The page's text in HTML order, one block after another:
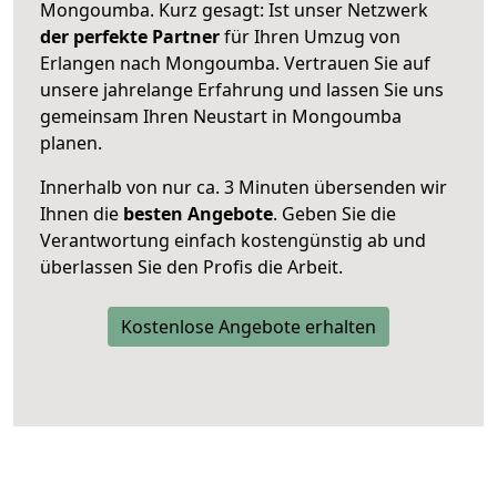
Mongoumba. Kurz gesagt: Ist unser Netzwerk
der perfekte Partnerfür Ihren Umzug von
Erlangen nach Mongoumba. Vertrauen Sie auf
unsere jahrelange Erfahrung und lassen Sie uns
gemeinsam Ihren Neustart in Mongoumba
planen.
Innerhalb von nur ca. 3 Minuten übersenden wir
Ihnen die besten Angebote. Geben Sie die
Verantwortung einfach kostengünstig ab und
überlassen Sie den Profis die Arbeit.
Kostenlose Angebote erhalten